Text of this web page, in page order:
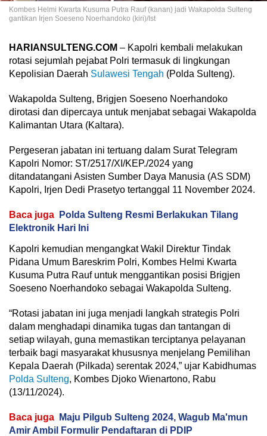
Kombes Helmi Kwarta Kusuma Putra Rauf (kanan) jadi Wakapolda Sulteng
gantikan Irjen Soeseno Noerhandoko (kiri)/Ist
HARIANSULTENG.COM – Kapolri kembali melakukan
rotasi sejumlah pejabat Polri termasuk di lingkungan
Kepolisian Daerah Sulawesi Tengah (Polda Sulteng).
Wakapolda Sulteng, Brigjen Soeseno Noerhandoko
dirotasi dan dipercaya untuk menjabat sebagai Wakapolda
Kalimantan Utara (Kaltara).
Pergeseran jabatan ini tertuang dalam Surat Telegram
Kapolri Nomor: ST/2517/XI/KEP./2024 yang
ditandatangani Asisten Sumber Daya Manusia (AS SDM)
Kapolri, Irjen Dedi Prasetyo tertanggal 11 November 2024.
Baca juga
Polda Sulteng Resmi Berlakukan Tilang
Elektronik Hari Ini
Kapolri kemudian mengangkat Wakil Direktur Tindak
Pidana Umum Bareskrim Polri, Kombes Helmi Kwarta
Kusuma Putra Rauf untuk menggantikan posisi Brigjen
Soeseno Noerhandoko sebagai Wakapolda Sulteng.
“Rotasi jabatan ini juga menjadi langkah strategis Polri
dalam menghadapi dinamika tugas dan tantangan di
setiap wilayah, guna memastikan terciptanya pelayanan
terbaik bagi masyarakat khususnya menjelang Pemilihan
Kepala Daerah (Pilkada) serentak 2024,” ujar Kabidhumas
Polda Sulteng, Kombes Djoko Wienartono, Rabu
(13/11/2024).
Baca juga
Maju Pilgub Sulteng 2024, Wagub Ma'mun
Amir Ambil Formulir Pendaftaran di PDIP